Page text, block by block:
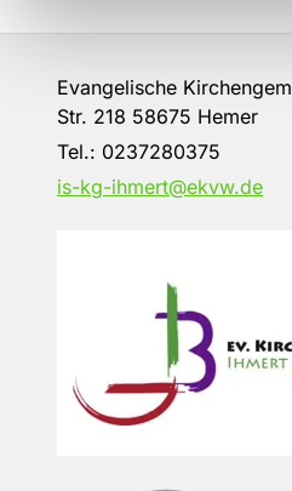
Evangelische
Str. 218 58675 Hemer
Tel.: 0237280375
is-kg-ihmert@ekvw.de